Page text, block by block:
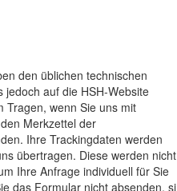
den üblichen technischen
jedoch auf die HSH-Website
Tragen, wenn Sie uns mit
Merkzettel der
Ihre Trackingdaten werden
übertragen. Diese werden nicht
Ihre Anfrage individuell für Sie
das Formular nicht absenden,